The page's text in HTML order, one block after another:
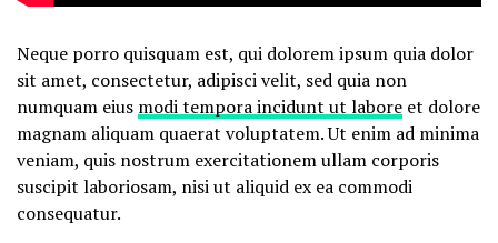
Neque porro quisquam est, qui dolorem ipsum quia dolor
sit amet, consectetur, adipisci velit, sed quia non
numquam eius modi tempora incidunt ut labore et dolore
magnam aliquam quaerat voluptatem. Ut enim ad minima
veniam, quis nostrum exercitationem ullam corporis
suscipit laboriosam, nisi ut aliquid ex ea commodi
consequatur.